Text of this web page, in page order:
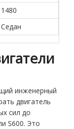
1480
Седан
инженерный
двигатель
сил до
S600. Это